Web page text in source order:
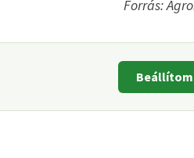
Forrás:
Beállítom